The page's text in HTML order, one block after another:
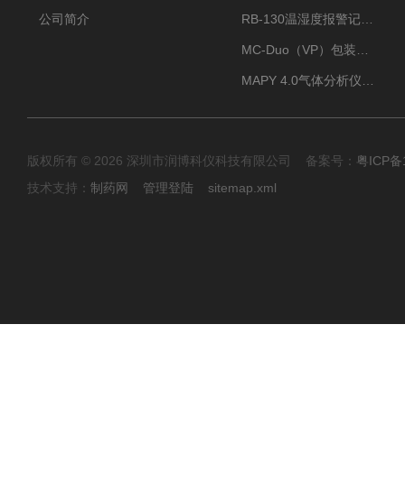
公司简介
版权所有 © 2026 深圳市润博科仪科技有限公司 备案号： 粤ICP
技术支持： 制药网 管理登陆 sitemap.xml